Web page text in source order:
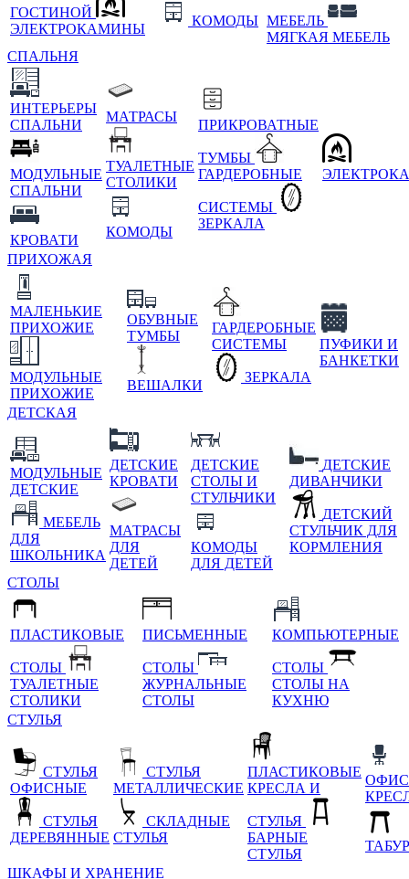
ГОСТИНОЙ
ЭЛЕКТРОКАМИНЫ
КОМОДЫ МЕБЕЛЬ
МЯГКАЯ МЕБЕЛЬ
СПАЛЬНЯ
ИНТЕРЬЕРЫ
СПАЛЬНИ
МОДУЛЬНЫЕ
СПАЛЬНИ
КРОВАТИ
МАТРАСЫ
ТУАЛЕТНЫЕ
СТОЛИКИ
КОМОДЫ
ПРИКРОВАТНЫЕ
ТУМБЫ
ГАРДЕРОБНЫЕ
СИСТЕМЫ
ЗЕРКАЛА
ПРИХОЖАЯ
МАЛЕНЬКИЕ
ПРИХОЖИЕ
МОДУЛЬНЫЕ
ПРИХОЖИЕ
ОБУВНЫЕ
ТУМБЫ
ВЕШАЛКИ
ГАРДЕРОБНЫЕ
СИСТЕМЫ
ЗЕРКАЛА
ПУФИКИ И
БАНКЕТКИ
ДЕТСКАЯ
МОДУЛЬНЫЕ
ДЕТСКИЕ
МЕБЕЛЬ
ДЛЯ
ШКОЛЬНИКА
ДЕТСКИЕ
КРОВАТИ
МАТРАСЫ
ДЛЯ
ДЕТЕЙ
ДЕТСКИЕ
СТОЛЫ И
СТУЛЬЧИКИ
КОМОДЫ
ДЛЯ ДЕТЕЙ
ДЕТСКИЕ
ДИВАНЧИКИ
ДЕТСКИЙ
СТУЛЬЧИК ДЛЯ
КОРМЛЕНИЯ
СТОЛЫ
ПЛАСТИКОВЫЕ
СТОЛЫ
ТУАЛЕТНЫЕ
СТОЛИКИ
ПИСЬМЕННЫЕ
СТОЛЫ
ЖУРНАЛЬНЫЕ
СТОЛЫ
КОМПЬЮТЕРНЫЕ
СТОЛЫ
СТОЛЫ НА
КУХНЮ
СТУЛЬЯ
СТУЛЬЯ
ОФИСНЫЕ
СТУЛЬЯ
ДЕРЕВЯННЫЕ
СТУЛЬЯ
МЕТАЛЛИЧЕСКИЕ
СКЛАДНЫЕ
СТУЛЬЯ
ПЛАСТИКОВЫЕ
КРЕСЛА И
СТУЛЬЯ
БАРНЫЕ
СТУЛЬЯ
ШКАФЫ И ХРАНЕНИЕ